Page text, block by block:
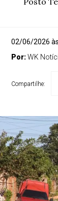
02/06/2026
Por:WK
Compartilhe: